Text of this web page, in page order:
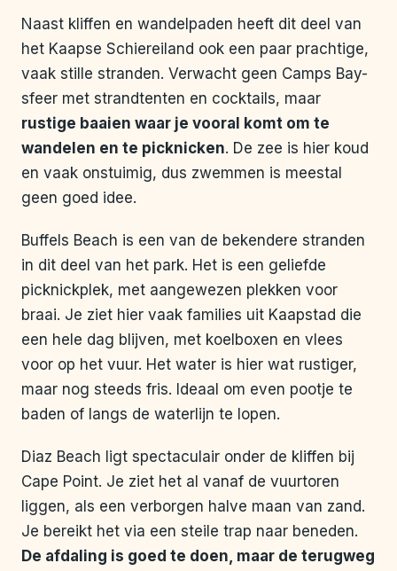
Naast kliffen en wandelpaden heeft dit deel van
het Kaapse Schiereiland ook een paar prachtige,
vaak stille stranden. Verwacht geen Camps Bay-
sfeer met strandtenten en cocktails, maar
rustige baaien waar je vooral komt om te
wandelen en te picknicken. De zee is hier koud
en vaak onstuimig, dus zwemmen is meestal
geen goed idee.
Buffels Beach is een van de bekendere stranden
in dit deel van het park. Het is een geliefde
picknickplek, met aangewezen plekken voor
braai. Je ziet hier vaak families uit Kaapstad die
een hele dag blijven, met koelboxen en vlees
voor op het vuur. Het water is hier wat rustiger,
maar nog steeds fris. Ideaal om even pootje te
baden of langs de waterlijn te lopen.
Diaz Beach ligt spectaculair onder de kliffen bij
Cape Point. Je ziet het al vanaf de vuurtoren
liggen, als een verborgen halve maan van zand.
Je bereikt het via een steile trap naar beneden.
De afdaling is goed te doen, maar de terugweg